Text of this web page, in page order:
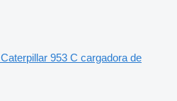
Caterpillar 953 C cargadora de